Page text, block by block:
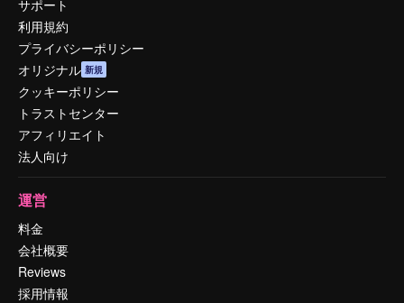
サポート
利用規約
プライバシーポリシー
オリジナル 新規
クッキーポリシー
トラストセンター
アフィリエイト
法人向け
運営
料金
会社概要
Reviews
採用情報